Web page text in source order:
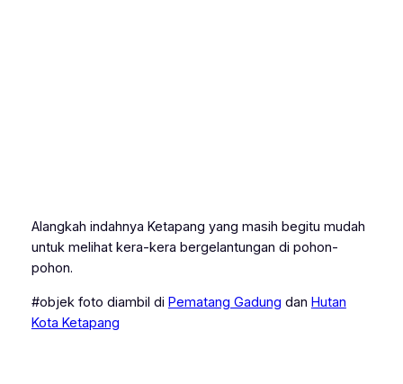
Alangkah indahnya Ketapang yang masih begitu mudah
untuk melihat kera-kera bergelantungan di pohon-
pohon.
#objek foto diambil di Pematang Gadung dan Hutan
Kota Ketapang